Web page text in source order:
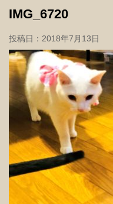
IMG_6720
投稿日： 2018年7月13日